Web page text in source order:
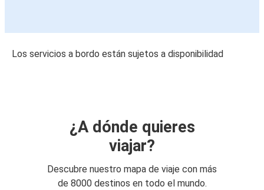
Los servicios a bordo están sujetos a disponibilidad
¿A dónde quieres
viajar?
Descubre nuestro mapa de viaje con más
de 8000 destinos en todo el mundo.